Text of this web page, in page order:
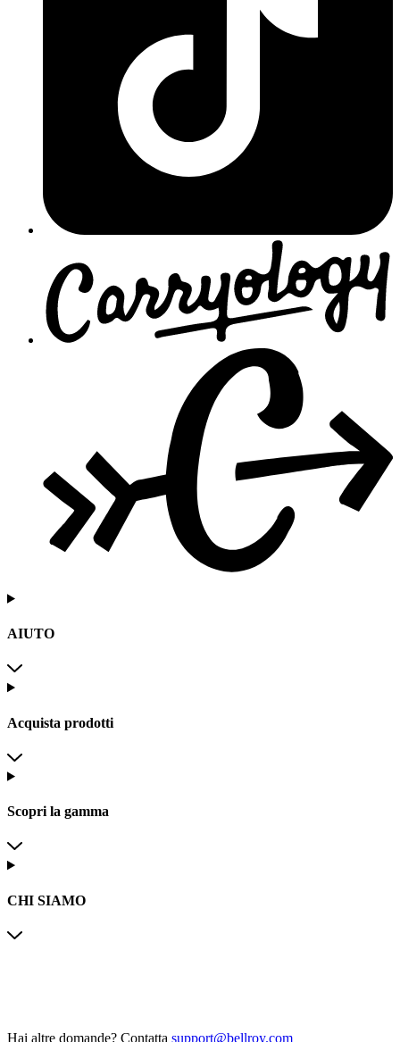
AIUTO
Acquista prodotti
Scopri la gamma
CHI SIAMO
Hai altre domande? Contatta support@bellroy.com